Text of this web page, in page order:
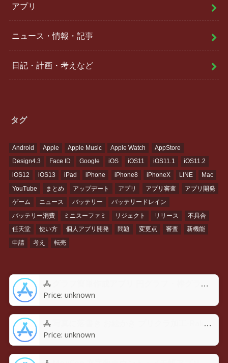
アプリ
ニュース・情報・記事
日記・計画・考えなど
タグ
Android Apple Apple Music Apple Watch
AppStore
Design4.3
Face ID Google iOS iOS11 iOS11.1
iOS11.2
iOS12
iOS13 iPad iPhone iPhone8 iPhoneX LINE
Mac
YouTube
まとめ アップデート アプリ アプリ審査
アプリ開発
ゲーム
ニュース バッテリー
バッテリードレイン
バッテリー消費
ミニスーファミ リジェクト リリース
不具合
任天堂
使い方 個人アプリ開発 問題 変更点 審査
新機能
申請
考え 転売
グラフ簡単作成アプリ 円グラフ・棒グラフ・折れ線GraPhoアプリ - App Store
Price: unknown
写真に落書き お絵かき プリクラ加工-Rakugaky-アプリ - App Store
Price: unknown